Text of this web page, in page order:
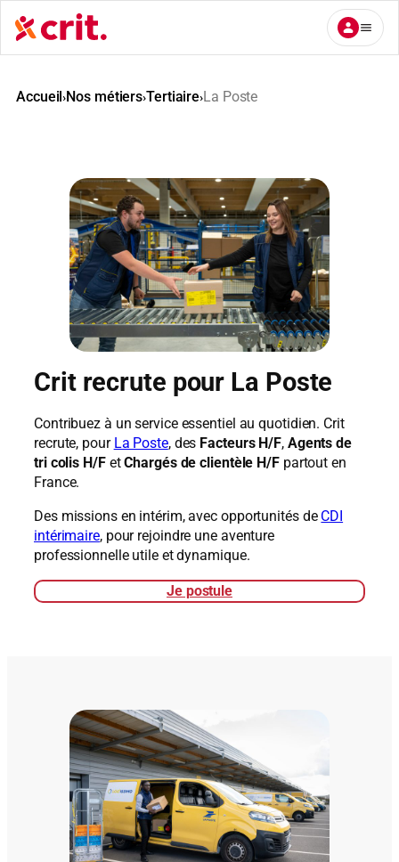
Aller
au
contenu
Accueil›Nos métiers›Tertiaire›La Poste
Crit recrute pour La Poste
Contribuez à un service essentiel au quotidien. Crit
recrute, pour La Poste, des Facteurs H/F, Agents de
tri colis H/FetChargés de clientèle H/F partout en
France.
Des missions en intérim, avec opportunités de CDI
intérimaire, pour rejoindre une aventure
professionnelle utile et dynamique.
Je postule